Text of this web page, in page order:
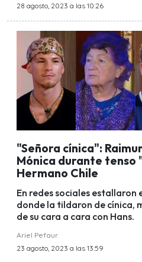
28 agosto, 2023 a las 10:26
"Señora cínica":
Mónica durante tenso
Hermano Chile
En redes sociales estallaron
donde la tildaron de cínica,
de su cara a cara con Hans.
Ariel Pefaur
23 agosto, 2023 a las 13:59